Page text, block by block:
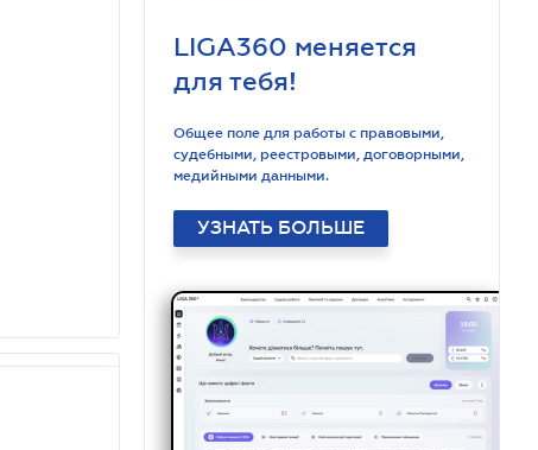
LIGA360 меняется
для тебя!
Общее поле для работы с правовыми,
судебными, реестровыми, договорными,
медийными данными.
УЗНАТЬ БОЛЬШЕ